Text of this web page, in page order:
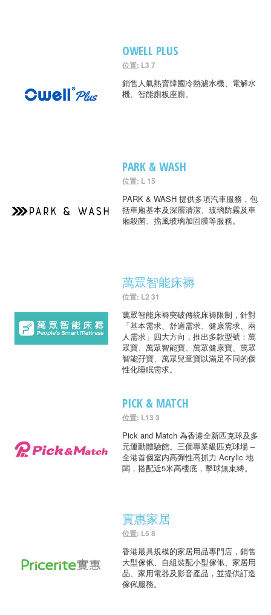
OWELL PLUS
位置: L3 7
銷售人氣熱賣韓國冷熱濾水機、電解水
機、智能廁板座廁。
PARK & WASH
位置: L 15
PARK & WASH 提供多項汽車服務，包
括車廂基本及深層清潔、玻璃防霧及車
廂殺菌、擋風玻璃加固膜等服務。
萬眾智能床褥
位置: L2 31
萬眾智能床褥突破傳統床褥限制，針對
「基本需求、舒適需求、健康需求、兩
人需求」四大方向，推出多款型號：萬
眾寶、萬眾智能寶、萬眾健康寶、萬眾
智能孖寶、萬眾兒童寶以滿足不同的個
性化睡眠需求。
PICK & MATCH
位置: L13 3
Pick and Match 為香港全新匹克球及多
元運動體驗館。三個專業級匹克球場 –
全港首個室内高彈性高抓力 Acrylic 地
闆，搭配近5米高樓底，擊球無束縛。
實惠家居
位置: L5 8
香港最具規模的家居用品專門店，銷售
大型傢俬、自組裝配小型傢俬、家居用
品、家用電器及影音產品，並提供訂造
傢俬服務。